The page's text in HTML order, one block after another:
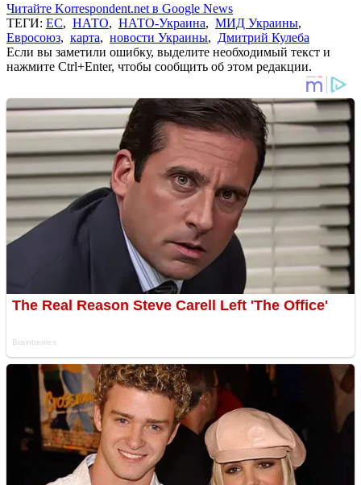
Читайте Korrespondent.net в Google News
ТЕГИ: ЕС, НАТО, НАТО-Украина, МИД Украины,
Евросоюз, карта, новости Украины, Дмитрий Кулеба
Если вы заметили ошибку, выделите необходимый текст и
нажмите Ctrl+Enter, чтобы сообщить об этом редакции.